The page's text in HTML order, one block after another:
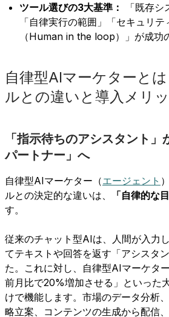
ツール選びの3大基準：
「既存シ
「自律実行の範囲」「セキュリ
（Human in the loop）」が成功
自律型AIマーケターと
ルとの違いと導入メリ
「指示待ちのアシスタント
パートナー」へ
自律型AIマーケター（エージェント
ルとの決定的な違いは、
「自律的な
す。
従来のチャット型AIは、人間が入力
てテキストや回答を返す「アシスタ
た。これに対し、自律型AIマーケタ
前月比で20%増加させる」といった
けで機能します。市場のデータ分析
略立案、コンテンツの生成から配信